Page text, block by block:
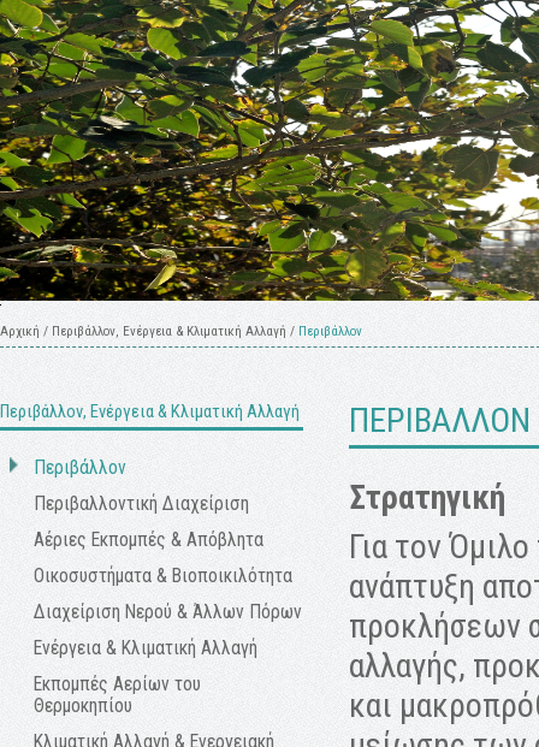
Αρχική / Περιβάλλον, Ενέργεια & Κλιματική Αλλαγή / Περιβάλλον
Περιβάλλον, Ενέργεια & Κλιματική Αλλαγή
Περιβάλλον
Περιβαλλοντική Διαχείριση
Αέριες Εκπομπές & Απόβλητα
Οικοσυστήματα & Βιοποικιλότητα
Διαχείριση Νερού & Άλλων Πόρων
Ενέργεια & Κλιματική Αλλαγή
Εκπομπές Αερίων του
Θερμοκηπίου
Κλιματική Αλλαγή & Ενεργειακή
ΠΕΡΙΒΑΛΛΟΝ
Στρατηγική
Για τον
ανάπτυξη
προκλήσεων
αλλαγής,
και